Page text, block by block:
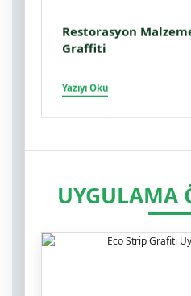
Restorasyon
Graffiti
Yazıyı Oku
UYGULAMA